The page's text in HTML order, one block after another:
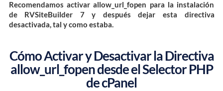
Recomendamos activar allow_url_fopen para la instalación
de RVSiteBuilder 7 y después dejar esta directiva
desactivada, tal y como estaba.
Cómo Activar y Desactivar la Directiva
allow_url_fopen desde el Selector PHP
de cPanel